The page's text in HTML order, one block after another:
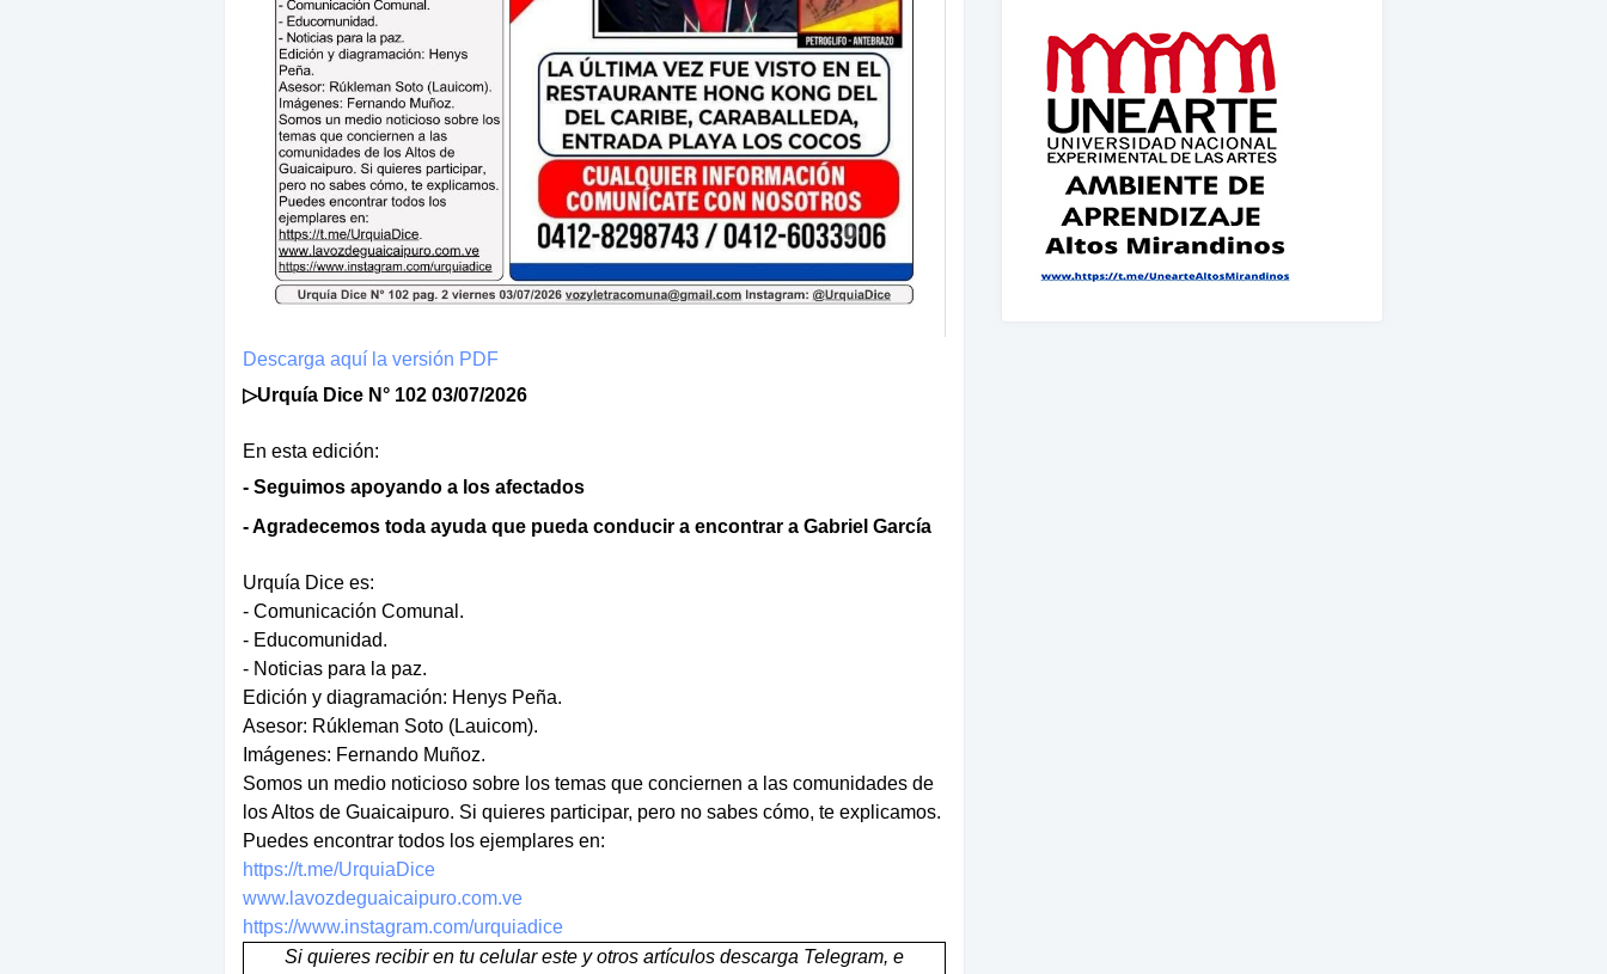
Descarga aquí la versión PDF
▷Urquía Dice N° 102 03/07/2026
En esta edición:
- Seguimos apoyando a los afectados
- Agradecemos toda ayuda que pueda conducir a encontrar a Gabriel García
Urquía Dice es:
- Comunicación Comunal.
- Educomunidad.
- Noticias para la paz.
Edición y diagramación: Henys Peña.
Asesor: Rúkleman Soto (Lauicom).
Imágenes: Fernando Muñoz.
Somos un medio noticioso sobre los temas que conciernen a las comunidades de
los Altos de Guaicaipuro. Si quieres participar, pero no sabes cómo, te explicamos.
Puedes encontrar todos los ejemplares en:
https://t.me/UrquiaDice
www.lavozdeguaicaipuro.com.ve
https://www.instagram.com/urquiadice
Si quieres recibir en tu celular este y otros artículos descarga Telegram, e